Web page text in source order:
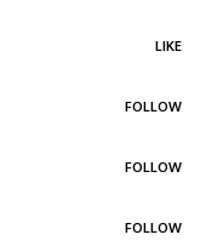
LIKE
FOLLOW
FOLLOW
FOLLOW